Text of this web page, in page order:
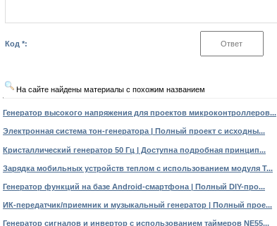
Код *:
На сайте найдены материалы с похожим названием
Генератор высокого напряжения для проектов микроконтроллеров...
Электронная система тон-генератора | Полный проект с исходны...
Кристаллический генератор 50 Гц | Доступна подробная принцип...
Зарядка мобильных устройств теплом с использованием модуля T...
Генератор функций на базе Android-смартфона | Полный DIY-про...
ИК-передатчик/приемник и музыкальный генератор | Полный прое...
Генератор сигналов и инвертор с использованием таймеров NE55...